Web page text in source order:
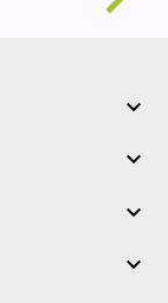



